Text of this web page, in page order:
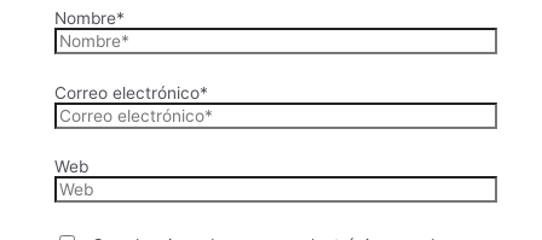
Nombre*
Correo electrónico*
Web